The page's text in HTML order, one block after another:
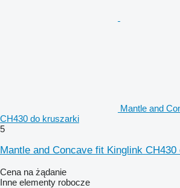
Mantle and
CH430 do kruszarki
5
Mantle and Concave fit Kinglink
Cena na żądanie
Inne elementy robocze